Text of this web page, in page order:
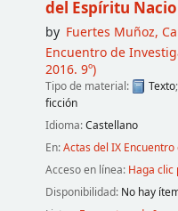
del Espíritu
by Fuertes Muñoz,
Encuentro de
2016. 9º)
Tipo de material: Texto
ficción
Idioma:Castellano
En:Actas del IX
Acceso en línea: Haga clic
Disponibilidad: No hay